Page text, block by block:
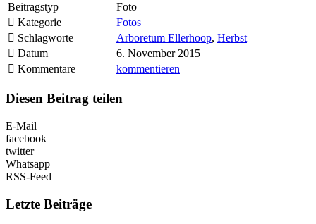
Beitragstyp
Foto
Kategorie
Fotos
Schlagworte
Arboretum Ellerhoop, Herbst
Datum
6. November 2015
Kommentare
kommentieren
Diesen Beitrag teilen
E-Mail
facebook
twitter
Whatsapp
RSS-Feed
Letzte Beiträge